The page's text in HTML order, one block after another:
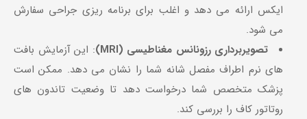
ایکس ارائه می دهد و اغلب برای برنامه ریزی جراحی سفارش
می شود.
تصویربرداری رزونانس مغناطیسی (MRI)
: این آزمایش بافت
های نرم اطراف مفصل شانه شما را نشان می دهد. ممکن است
پزشک متخصص شما درخواست دهد تا وضعیت تاندون های
روتاتور کاف را بررسی کند.